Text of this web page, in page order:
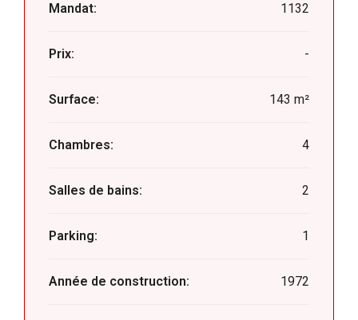
Mandat: 1132
Prix: -
Surface: 143 m²
Chambres: 4
Salles de bains: 2
Parking: 1
Année de construction: 1972